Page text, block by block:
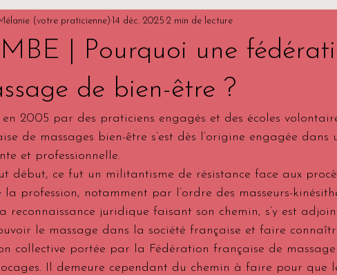
| Pourquoi une
de bien-être ?
(votre praticienne) 14 déc. 2025 2 min de lecture
en 2005 par des praticiens engagés et des écoles
de massages bien-être s’est dès l’origine engagée
et professionnelle.
début, ce fut un militantisme de résistance face aux
la profession, notamment par l’ordre des masseurs-
reconnaissance juridique faisant son chemin, s’y est
le massage dans la société française et faire
collective portée par la Fédération française de
Il demeure cependant du chemin à faire pour que